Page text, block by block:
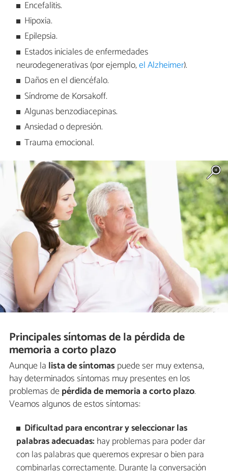
Encefalitis.
Hipoxia.
Epilepsia.
Estados iniciales de enfermedades
neurodegenerativas (por ejemplo,el Alzheimer).
Daños en el diencéfalo.
Síndrome de Korsakoff.
Algunas benzodiacepinas.
Ansiedad o depresión.
Trauma emocional.
Principales síntomas de la pérdida de
memoria a corto plazo
Aunque la lista de síntomas puede ser muy extensa,
hay determinados síntomas muy presentes en los
problemas depérdida de memoria a corto plazo.
Veamos algunos de estos síntomas:
Dificultad para encontrar yseleccionar las
palabras adecuadas: hay problemas para poder dar
con las palabras que queremos expresar o bien para
combinarlas correctamente. Durante la conversación